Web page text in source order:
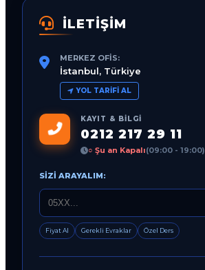
İLETİŞİM
MERKEZ OFIS:
İstanbul, Türkiye
YOL TARIFI AL
KAYIT & BILGI
0212 217 29 11
○ Şu an Kapalı(09:00 - 19:00)
SIZI ARAYALIM:
Fiyat Al Gerekli Evraklar Özel Ders